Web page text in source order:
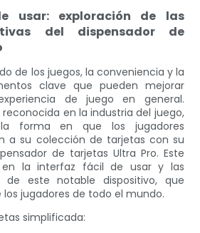
usar: exploración de las
del dispensador de
de los juegos, la conveniencia y la
clave que pueden mejorar
de juego en general.
en la industria del juego,
forma en que los jugadores
a su colección de tarjetas con su
de tarjetas Ultra Pro. Este
en la interfaz fácil de usar y las
de este notable dispositivo, que
jugadores de todo el mundo.
simplificada: